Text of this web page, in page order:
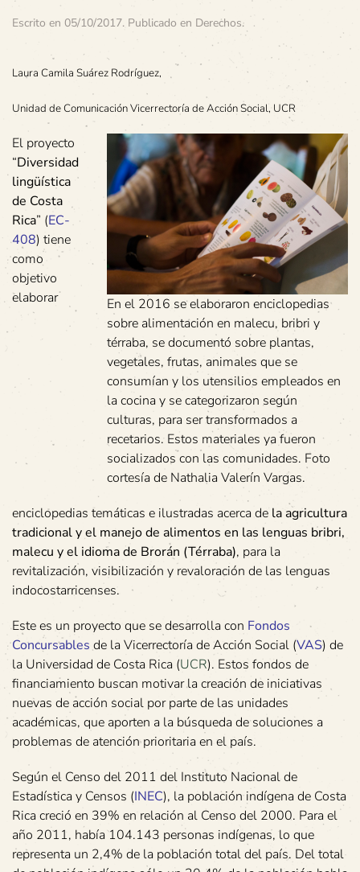
Escrito en 05/10/2017. Publicado en Derechos.
Laura Camila Suárez Rodríguez,
Unidad de Comunicación Vicerrectoría de Acción Social, UCR
En el 2016 se elaboraron enciclopedias
sobre alimentación en malecu, bribri y
térraba, se documentó sobre plantas,
vegetales, frutas, animales que se
consumían y los utensilios empleados en
la cocina y se categorizaron según
culturas, para ser transformados a
recetarios. Estos materiales ya fueron
socializados con las comunidades. Foto
cortesía de Nathalia Valerín Vargas.
El proyecto
“Diversidad
lingüística
de Costa
Rica” (EC-
408) tiene
como
objetivo
elaborar
enciclopedias temáticas e ilustradas acerca de la agricultura
tradicional y el manejo de alimentos en las lenguas bribri,
malecu y el idioma de Brorán (Térraba), para la
revitalización, visibilización y revaloración de las lenguas
indocostarricenses.
Este es un proyecto que se desarrolla con Fondos
Concursablesde la Vicerrectoría de Acción Social (VAS) de
la Universidad de Costa Rica (UCR). Estos fondos de
financiamiento buscan motivar la creación de iniciativas
nuevas de acción social por parte de las unidades
académicas, que aporten a la búsqueda de soluciones a
problemas de atención prioritaria en el país.
Según el Censo del 2011 del Instituto Nacional de
Estadística y Censos (INEC), la población indígena de Costa
Rica creció en 39% en relación al Censo del 2000. Para el
año 2011, había 104.143 personas indígenas, lo que
representa un 2,4% de la población total del país. Del total